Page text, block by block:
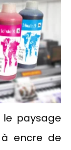
le paysage
encre de